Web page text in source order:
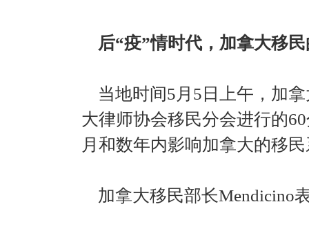
后“疫”情时代，加拿大移
当地时间5月5日上午，加拿
大律师协会移民分会进行的
月和数年内影响加拿大的移
加拿大移民部长Mendicino